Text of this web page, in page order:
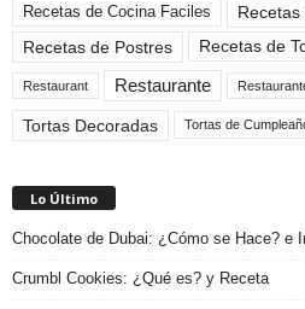
Recetas de Cocina Faciles
Recetas
Recetas de Postres
Recetas de
Restaurant Restaurante
Tortas Decoradas Tortas de
Lo Último
Chocolate de Dubai: ¿Cómo se Hace? e
Crumbl Cookies: ¿Qué es? y Receta